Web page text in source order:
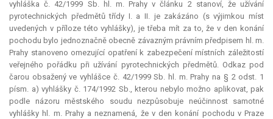
vyhláška č. 42/1999 Sb. hl. m. Prahy v článku 2 stanoví, že užívání
pyrotechnických předmětů třídy I. a II. je zakázáno (s výjimkou míst
uvedených v příloze této vyhlášky), je třeba mít za to, že v den konání
pochodu bylo jednoznačně obecně závazným právním předpisem hl. m.
Prahy stanoveno omezující opatření k zabezpečení místních záležitostí
veřejného pořádku při užívání pyrotechnických předmětů. Odkaz pod
čarou obsažený ve vyhlášce č. 42/1999 Sb. hl. m. Prahy na § 2 odst. 1
písm. a) vyhlášky č. 174/1992 Sb., kterou nebylo možno aplikovat, pak
podle názoru městského soudu nezpůsobuje neúčinnost samotné
vyhlášky hl. m. Prahy a neznamená, že v den konání pochodu v Praze